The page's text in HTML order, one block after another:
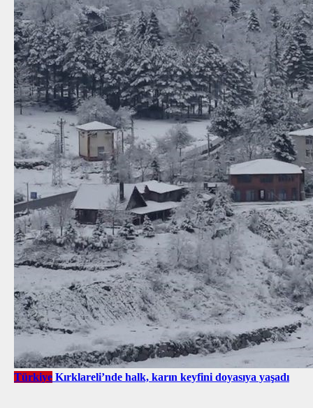
Türkiye Kırklareli’nde halk, karın keyfini doyasıya yaşadı